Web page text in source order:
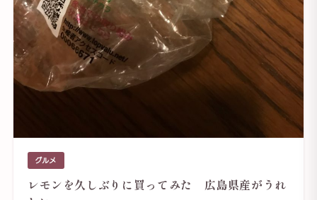
グルメ
レモンを久しぶりに買ってみた 広島県産がうれ